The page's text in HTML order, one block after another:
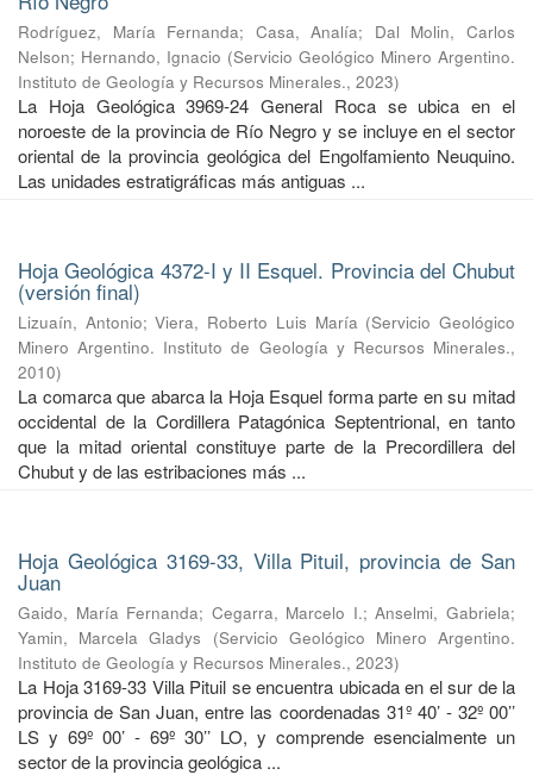
Rodríguez, María Fernanda; Casa, Analía; Dal Molin, Carlos
Nelson; Hernando, Ignacio (Servicio Geológico Minero Argentino.
Instituto de Geología y Recursos Minerales., 2023)
La Hoja Geológica 3969-24 General Roca se ubica en el
noroeste de la provincia de Río Negro y se incluye en el sector
oriental de la provincia geológica del Engolfamiento Neuquino.
Las unidades estratigráficas más antiguas ...
Hoja Geológica 4372-I y II Esquel. Provincia del Chubut
(versión final)
Lizuaín, Antonio;Viera, Roberto Luis María (Servicio Geológico
Minero Argentino. Instituto de Geología y Recursos Minerales.,
2010)
La comarca que abarca la Hoja Esquel forma parte en su mitad
occidental de la Cordillera Patagónica Septentrional, en tanto
que la mitad oriental constituye parte de la Precordillera del
Chubut y de las estribaciones más ...
Hoja Geológica 3169-33, Villa Pituil, provincia de San
Juan
Gaido, María Fernanda; Cegarra, Marcelo I.;Anselmi, Gabriela;
Yamin, Marcela Gladys
(Servicio Geológico Minero Argentino.
Instituto de Geología y Recursos Minerales., 2023)
La Hoja 3169-33 Villa Pituil se encuentra ubicada en el sur de la
provincia de San Juan, entre las coordenadas 31º 40’ - 32º 00’’
LS y 69º 00’ - 69º 30’’ LO, y comprende esencialmente un
sector de la provincia geológica ...